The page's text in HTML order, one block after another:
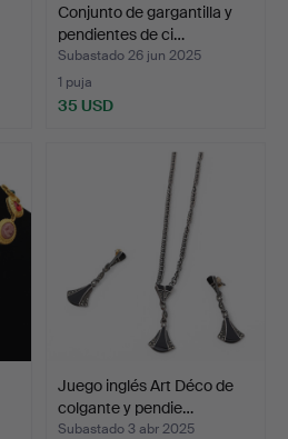
Conjunto de gargantilla y
pendientes de ci…
Subastado 26 jun 2025
1 puja
35 USD
Juego inglés Art Déco de
colgante y pendie…
Subastado 3 abr 2025